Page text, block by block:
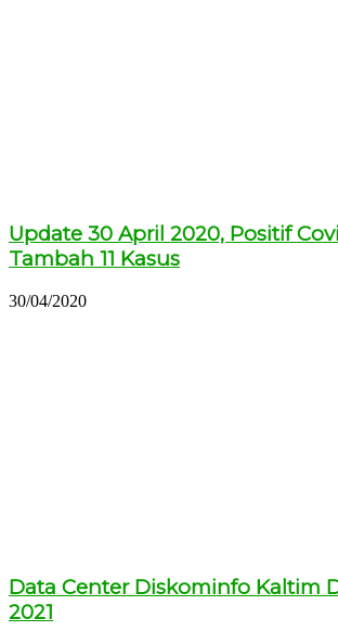
Update 30 April 2020, Positif
Tambah 11 Kasus
30/04/2020
Data Center Diskominfo Kaltim
2021